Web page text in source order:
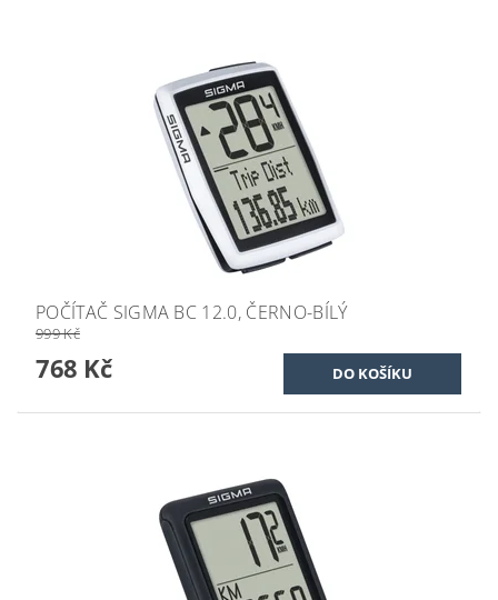
POČÍTAČ SIGMA BC 12.0, ČERNO-BÍLÝ
999 Kč
768 Kč